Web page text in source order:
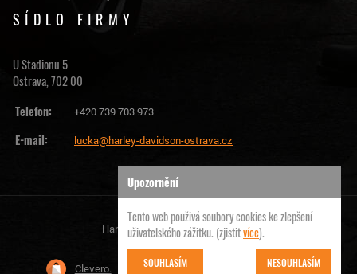
SÍDLO FIRMY
U Stadionu 5
Ostrava, 702 00
Telefon:
+420 739 703 973
E-mail: lucka@harley-davidson-ostrava.cz
Harley Davidson Ostrava | © 2026
Clevero. Chytrý eshop na míru, který Vás nezklame
Upozornění
Tento web použivá soubory cookies ke zlepšení
uživatelského zážitku. (zjistitvíce).
SOUHLASÍM NESOUHLASÍM